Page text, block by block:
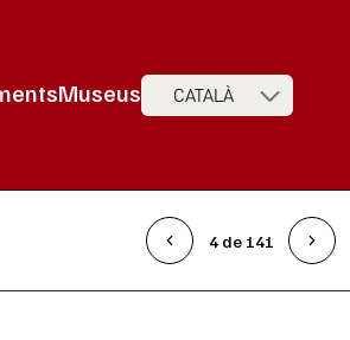
CATALÀ
principal
Museus
4 de 141